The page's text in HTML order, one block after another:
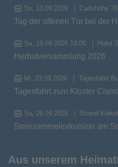
So, 13.09.2026 Carlshöhe 78
Tag der offenen Tür bei der
Sa, 19.09.2026 14:00 Hotel
Herbstversammlung 2026
Mi, 23.09.2026 Tagesfahrt
Tagesfahrt zum Kloster
Sa, 26.09.2026 Strand Kiekut
Steinsammelexkursion am
Aus unserem